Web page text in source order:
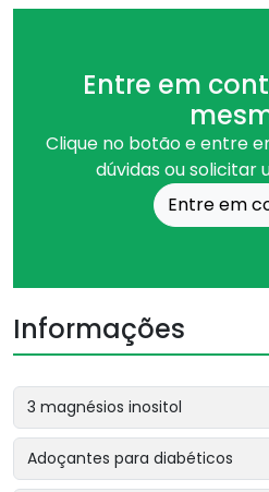
Entre em
Clique no botão e entre
dúvidas ou solicitar
Entre em
Informações
3 magnésios inositol
Adoçantes para diabéticos